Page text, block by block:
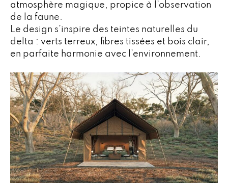
atmosphère magique, propice à l’observation
de la faune.
Le design s’inspire des teintes naturelles du
delta : verts terreux, fibres tissées et bois clair,
en parfaite harmonie avec l’environnement.